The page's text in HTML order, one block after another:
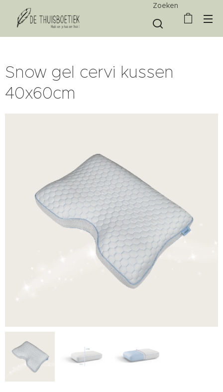
Zoeken
Snow gel cervi kussen
40x60cm